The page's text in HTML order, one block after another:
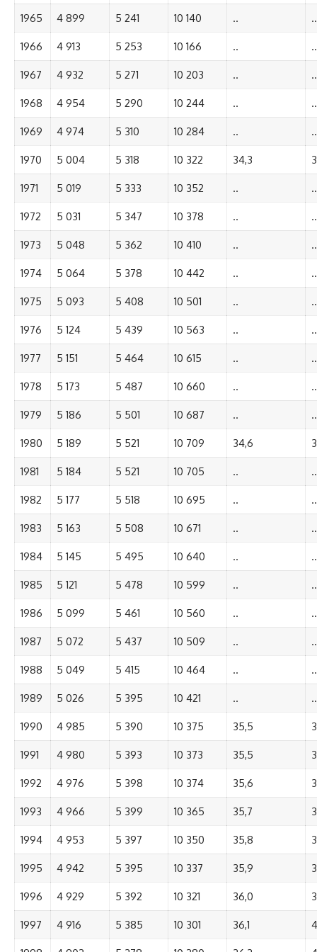
1965 4 899 5 241 10 140 .. ..
1966 4 913 5 253 10 166 .. ..
1967 4 932 5 271 10 203 .. ..
1968 4 954 5 290 10 244 .. ..
1969 4 974 5 310 10 284 .. ..
1970 5 004 5 318 10 322 34,3
1971 5 019 5 333 10 352 .. ..
1972 5 031 5 347 10 378 .. ..
1973 5 048 5 362 10 410 .. ..
1974 5 064 5 378 10 442 .. ..
1975 5 093 5 408 10 501 .. ..
1976 5 124 5 439 10 563 .. ..
1977 5 151 5 464 10 615 .. ..
1978 5 173 5 487 10 660 .. ..
1979 5 186 5 501 10 687 .. ..
1980 5 189 5 521 10 709 34,6
1981 5 184 5 521 10 705 .. ..
1982 5 177 5 518 10 695 .. ..
1983 5 163 5 508 10 671 .. ..
1984 5 145 5 495 10 640 .. ..
1985 5 121 5 478 10 599 .. ..
1986 5 099 5 461 10 560 .. ..
1987 5 072 5 437 10 509 .. ..
1988 5 049 5 415 10 464 .. ..
1989 5 026 5 395 10 421 .. ..
1990 4 985 5 390 10 375 35,5
1991 4 980 5 393 10 373 35,5
1992 4 976 5 398 10 374 35,6
1993 4 966 5 399 10 365 35,7
1994 4 953 5 397 10 350 35,8
1995 4 942 5 395 10 337 35,9
1996 4 929 5 392 10 321 36,0
1997 4 916 5 385 10 301 36,1